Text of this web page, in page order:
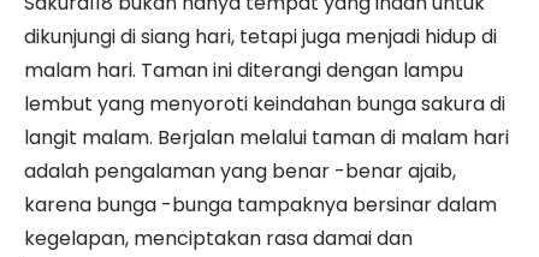
dikunjungi di siang hari, tetapi juga menjadi hidup di
malam hari. Taman ini diterangi dengan lampu
lembut yang menyoroti keindahan bunga sakura di
langit malam. Berjalan melalui taman di malam hari
adalah pengalaman yang benar -benar ajaib,
karena bunga -bunga tampaknya bersinar dalam
kegelapan, menciptakan rasa damai dan